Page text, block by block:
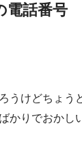
電話番号
うけどちょう
かりでおかし